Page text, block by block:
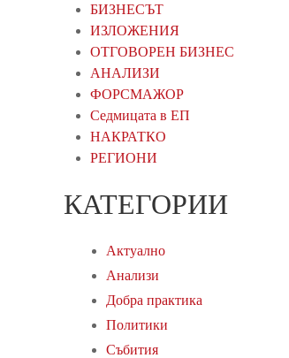
БИЗНЕСЪТ
ИЗЛОЖЕНИЯ
ОТГОВОРЕН БИЗНЕС
АНАЛИЗИ
ФОРСМАЖОР
Седмицата в ЕП
НАКРАТКО
РЕГИОНИ
КАТЕГОРИИ
Актуално
Анализи
Добра практика
Политики
Събития